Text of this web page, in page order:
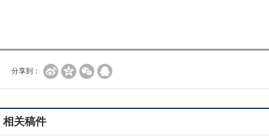
分享到：
相关稿件